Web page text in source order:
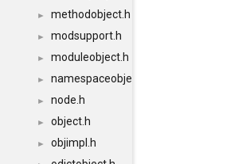
► methodobject.h
► modsupport.h
► moduleobject.h
► namespaceobject.h
► node.h
► object.h
► objimpl.h